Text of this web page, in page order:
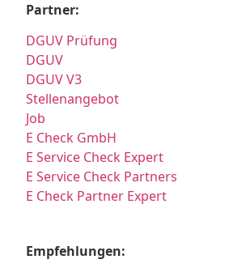
Partner:
DGUV Prüfung
DGUV
DGUV V3
Stellenangebot
Job
E Check GmbH
E Service Check Expert
E Service Check Partners
E Check Partner Expert
Empfehlungen: